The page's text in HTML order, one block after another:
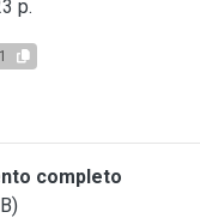
p.
completo